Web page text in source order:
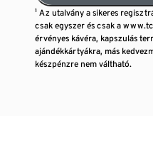
¹ Az utalvány a sikeres
csak egyszer és csak a
érvényes kávéra, kapszulás
ajándékkártyákra, más
készpénzre nem váltható.